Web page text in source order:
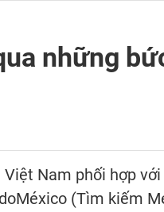
những
Nam phối hợp
(Tìm kiếm